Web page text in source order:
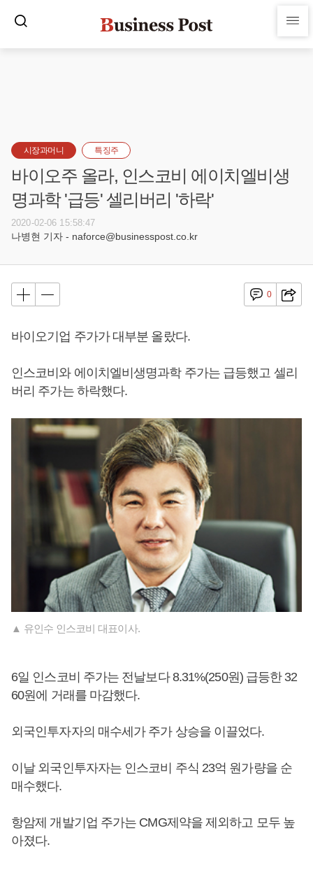
시장과머니 특징주
바이오주 올라, 인스코비 에이치엘비생
명과학 '급등' 셀리버리 '하락'
2020-02-06 15:58:47
나병현 기자 - naforce@businesspost.co.kr
0
바이오기업 주가가 대부분 올랐다.
인스코비와 에이치엘비생명과학 주가는 급등했고 셀리
버리 주가는 하락했다.
▲ 유인수 인스코비 대표이사.
6일 인스코비 주가는 전날보다 8.31%(250원) 급등한 32
60원에 거래를 마감했다.
외국인투자자의 매수세가 주가 상승을 이끌었다.
이날 외국인투자자는 인스코비 주식 23억 원가량을 순
매수했다.
항암제 개발기업 주가는 CMG제약을 제외하고 모두 높
아졌다.